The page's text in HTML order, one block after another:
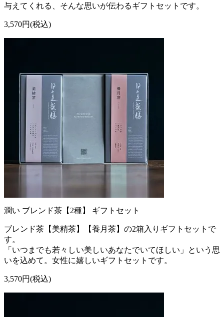
与えてくれる、そんな思いが伝わるギフトセットです。
3,570円(税込)
潤い ブレンド茶【2種】 ギフトセット
ブレンド茶【美精茶】【養月茶】の2箱入りギフトセットで
す。
「いつまでも若々しい美しいあなたでいてほしい」という思
いを込めて。女性に嬉しいギフトセットです。
3,570円(税込)